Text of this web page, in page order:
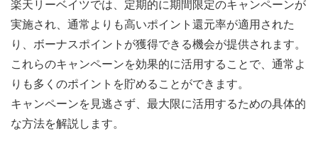
楽天リーベイツでは、定期的に期間限定のキャンペーンが
実施され、通常よりも高いポイント還元率が適用された
り、ボーナスポイントが獲得できる機会が提供されます。
これらのキャンペーンを効果的に活用することで、通常よ
りも多くのポイントを貯めることができます。
キャンペーンを見逃さず、最大限に活用するための具体的
な方法を解説します。